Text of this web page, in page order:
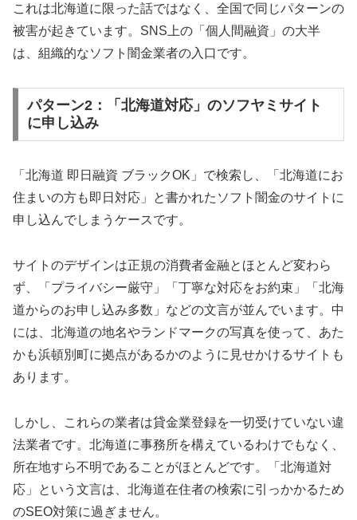
これは北海道に限った話ではなく、全国で同じパターンの
被害が起きています。SNS上の「個人間融資」の大半
は、組織的なソフト闇金業者の入口です。
パターン2：「北海道対応」のソフヤミサイト
に申し込み
「北海道 即日融資 ブラックOK」で検索し、「北海道にお
住まいの方も即日対応」と書かれたソフト闇金のサイトに
申し込んでしまうケースです。
サイトのデザインは正規の消費者金融とほとんど変わら
ず、「プライバシー厳守」「丁寧な対応をお約束」「北海
道からのお申し込み多数」などの文言が並んでいます。中
には、北海道の地名やランドマークの写真を使って、あた
かも浜頓別町に拠点があるかのように見せかけるサイトも
あります。
しかし、これらの業者は貸金業登録を一切受けていない違
法業者です。北海道に事務所を構えているわけでもなく、
所在地すら不明であることがほとんどです。「北海道対
応」という文言は、北海道在住者の検索に引っかかるため
のSEO対策に過ぎません。